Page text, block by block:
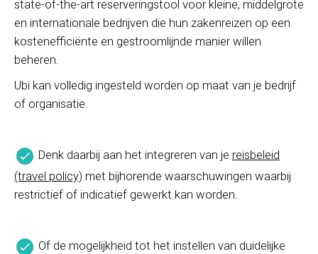
state-of-the-art reserveringstool voor kleine, middelgrote
en internationale bedrijven die hun zakenreizen op een
kostenefficiënte en gestroomlijnde manier willen
beheren.
Ubi kan volledig ingesteld worden op maat van je bedrijf
of organisatie.
Denk daarbij aan het integreren van je reisbeleid
(travel policy) met bijhorende waarschuwingen waarbij
restrictief of indicatief gewerkt kan worden.
Of de mogelijkheid tot het instellen van duidelijke